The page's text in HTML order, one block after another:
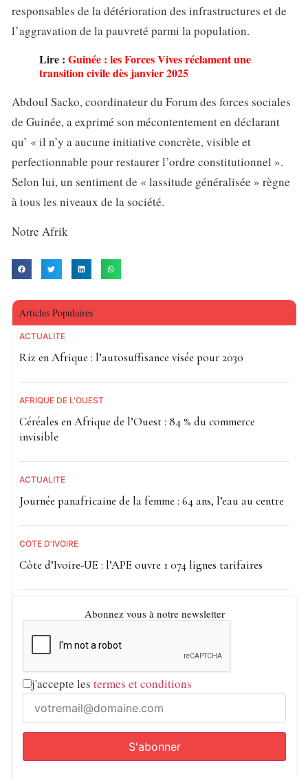
responsables de la détérioration des infrastructures et de
l’aggravation de la pauvreté parmi la population.
Lire : Guinée : les Forces Vives réclament une
transition civile dès janvier 2025
Abdoul Sacko, coordinateur du Forum des forces sociales
de Guinée, a exprimé son mécontentement en déclarant
qu’ « il n’y a aucune initiative concrète, visible et
perfectionnable pour restaurer l’ordre constitutionnel ».
Selon lui, un sentiment de « lassitude généralisée » règne
à tous les niveaux de la société.
Notre Afrik
Articles Populaires
ACTUALITE
Riz en Afrique : l’autosuffisance visée pour 2030
AFRIQUE DE L'OUEST
Céréales en Afrique de l’Ouest : 84 % du commerce
invisible
ACTUALITE
Journée panafricaine de la femme : 64 ans, l’eau au centre
CÔTE D'IVOIRE
Côte d’Ivoire-UE : l’APE ouvre 1 074 lignes tarifaires
Abonnez vous à notre newsletter
j'accepte les termes et conditions